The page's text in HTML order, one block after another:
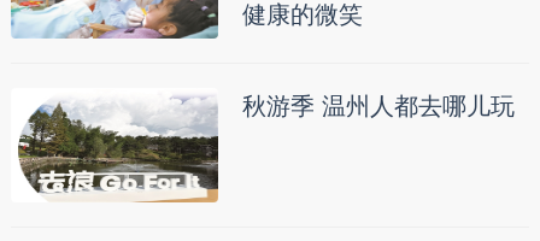
健康的微笑
秋游季 温州人都去哪儿玩